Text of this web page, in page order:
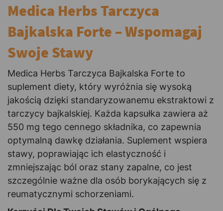
Medica Herbs Tarczyca
Bajkalska Forte – Wspomagaj
Swoje Stawy
Medica Herbs Tarczyca Bajkalska Forte to
suplement diety, który wyróżnia się wysoką
jakością dzięki standaryzowanemu ekstraktowi z
tarczycy bajkalskiej. Każda kapsułka zawiera aż
550 mg tego cennego składnika, co zapewnia
optymalną dawkę działania. Suplement wspiera
stawy, poprawiając ich elastyczność i
zmniejszając ból oraz stany zapalne, co jest
szczególnie ważne dla osób borykających się z
reumatycznymi schorzeniami.